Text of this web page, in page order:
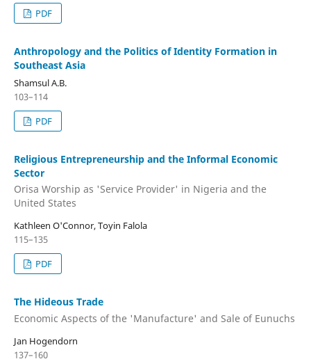
PDF
Anthropology and the Politics of Identity Formation in
Southeast Asia
Shamsul A.B.
103–114
PDF
Religious Entrepreneurship and the Informal Economic
Sector
Orisa Worship as 'Service Provider' in Nigeria and the
United States
Kathleen O'Connor, Toyin Falola
115–135
PDF
The Hideous Trade
Economic Aspects of the 'Manufacture' and Sale of Eunuchs
Jan Hogendorn
137–160